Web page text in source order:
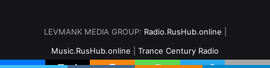
LEVMANK MEDIA GROUP: Radio.RusHub.online
Music.RusHub.online
Trance Century Radio